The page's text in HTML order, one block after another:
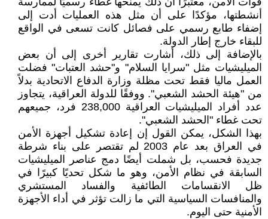
أنشطتها، مؤكدًا على أن مثل هذه العمليات أدت إلى
إضفاء طابع رسمي على فصائل كانت تسعى في الواقع
للبقاء خارج إطار الدولة.
بالإضافة إلى ذلك، أشارت تقارير أخرى إلى أن بعض
الميليشيات مثل "سرايا السلام" و"حشد العتبات" فضلت
العمل ماليا فقط تحت مظلة وزارة الدفاع الاتحادية بدلاً
من "هيئة الحشد الشعبي". ووفقًا للدولة العراقية، يتجاوز
عدد أفراد الميليشيات العراقية 238,000 فرد، جميعهم
تحت غطاء "الحشد الشعبي".
بهذا الشكل، يمكن القول إن إعادة تشكيل أجهزة الأمن
في العراق بعد عام 2003 لم تقتصر على بناء شرطة
جديدة فحسب، بل شملت أيضًا دمج عناصر الميليشيات
السابقة في نظام الأمن، وهو ما شكل تحديًا كبيرًا في
ظل الانقسامات الطائفية والفساد المستشري
والمنافسات السياسية التي ما زالت تؤثر في أداء الأجهزة
الأمنية حتى اليوم.